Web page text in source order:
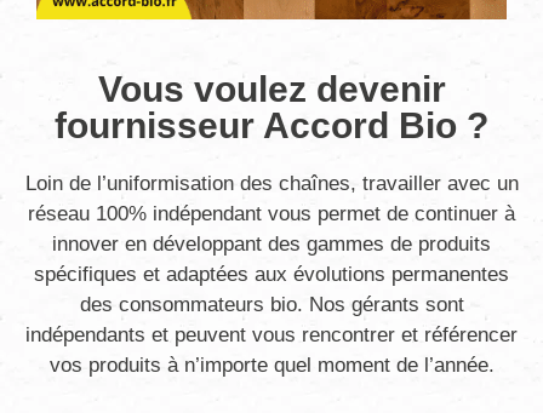
Vous voulez devenir
fournisseur Accord Bio ?
Loin de l’uniformisation des chaînes, travailler avec un
réseau 100% indépendant vous permet de continuer à
innover en développant des gammes de produits
spécifiques et adaptées aux évolutions permanentes
des consommateurs bio. Nos gérants sont
indépendants et peuvent vous rencontrer et référencer
vos produits à n’importe quel moment de l’année.